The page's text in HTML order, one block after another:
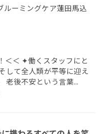
ーミングケア蓮田馬込
＜＜ ✦働くスタッフにと
して全人類が平等に迎え
老後不安という言葉...